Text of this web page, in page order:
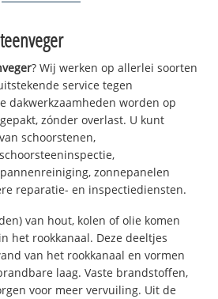
? Wij werken op allerlei soorten
service tegen
dakwerkzaamheden worden op
zónder overlast. U kunt
schoorstenen,
zonnepanelen
reparatie- en inspectiediensten.
van hout, kolen of olie komen
het rookkanaal. Deze deeltjes
van het rookkanaal en vormen
laag. Vaste brandstoffen,
voor meer vervuiling. Uit de